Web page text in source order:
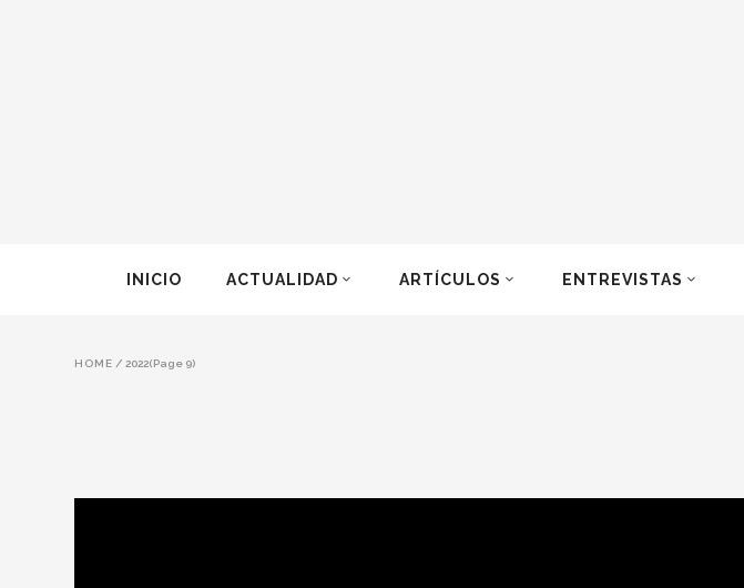
INICIO ACTUALIDAD ARTÍCULOS ENTREVISTAS
HOME / 2022(Page 9)